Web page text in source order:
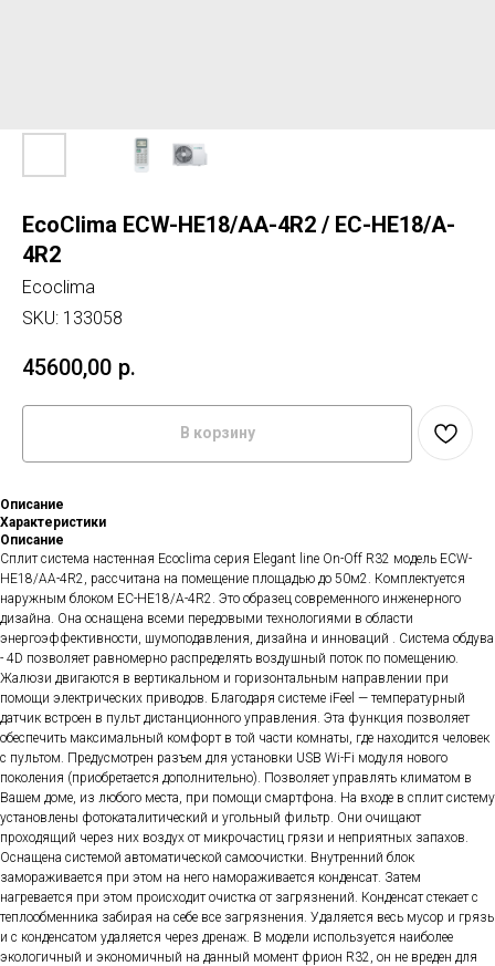
EcoClima ECW-HE18/AA-4R2 / EC-HE18/A-
4R2
Ecoclima
SKU: 133058
45600,00 р.
В корзину
Описание
Характеристики
Описание
Сплит система настенная Ecoclima серия Elegant line On-Off R32 модель ECW-
HE18/AA-4R2, рассчитана на помещение площадью до 50м2. Комплектуется
наружным блоком EC-HE18/A-4R2. Это образец современного инженерного
дизайна. Она оснащена всеми передовыми технологиями в области
энергоэффективности, шумоподавления, дизайна и инноваций . Система обдува
- 4D позволяет равномерно распределять воздушный поток по помещению.
Жалюзи двигаются в вертикальном и горизонтальным направлении при
помощи электрических приводов. Благодаря системе iFeel — температурный
датчик встроен в пульт дистанционного управления. Эта функция позволяет
обеспечить максимальный комфорт в той части комнаты, где находится человек
с пультом. Предусмотрен разъем для установки USB Wi-Fi модуля нового
поколения (приобретается дополнительно). Позволяет управлять климатом в
Вашем доме, из любого места, при помощи смартфона. На входе в сплит систему
установлены фотокаталитический и угольный фильтр. Они очищают
проходящий через них воздух от микрочастиц грязи и неприятных запахов.
Оснащена системой автоматической самоочистки. Внутренний блок
замораживается при этом на него намораживается конденсат. Затем
нагревается при этом происходит очистка от загрязнений. Конденсат стекает с
теплообменника забирая на себе все загрязнения. Удаляется весь мусор и грязь
и с конденсатом удаляется через дренаж. В модели используется наиболее
экологичный и экономичный на данный момент фрион R32, он не вреден для